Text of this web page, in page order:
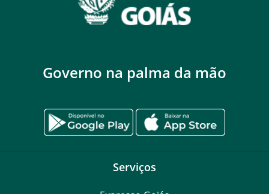
Governo na palma da mão
Serviços